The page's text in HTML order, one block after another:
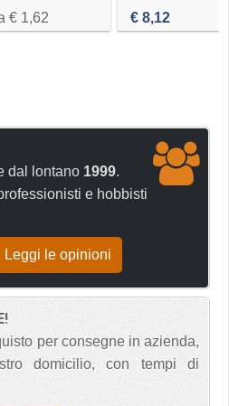
€ 1,62
quadro maschio
€ 8,12
dal lontano 1999.
e hobbisti
Leggi le opinioni
per consegne in azienda,
domicilio, con tempi di